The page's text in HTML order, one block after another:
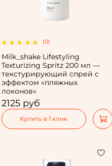
(0)
Milk_shake Lifestyling
Texturizing Spritz 200 мл —
текстурирующий спрей с
эффектом «пляжных
локонов»
2125 руб
Купить в 1 клик